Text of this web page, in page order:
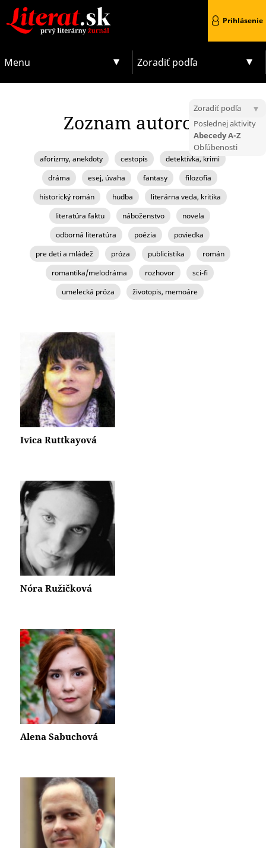
Menu Zoradiť podľa
Prihlásenie
Zoznam autorov
aforizmy, anekdoty cestopis
detektívka, krimi
dráma
esej, úvaha fantasy
filozofia
historický román
hudba
literárna veda, kritika
literatúra faktu
náboženstvo
novela
odborná literatúra
poézia
poviedka
pre deti a mládež
próza publicistika
román
romantika/melodráma
rozhovor
sci-fi
umelecká próza
životopis, memoáre
Zoradiť podľa
Poslednej aktivity
Abecedy A-Z
Obľúbenosti
Ivica Ruttkayová
Nóra Ružičková
Alena Sabuchová
STRÁNKY